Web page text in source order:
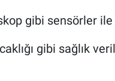
gibi sensörler
gibi sağlık